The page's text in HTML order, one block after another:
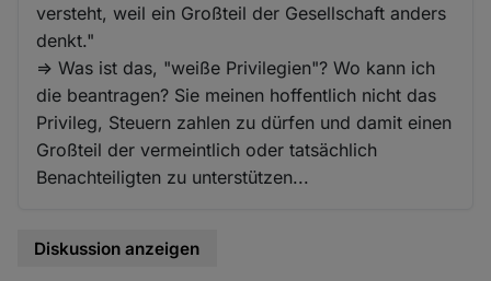
versteht, weil ein Großteil der Gesellschaft anders
denkt."
=> Was ist das, "weiße Privilegien"? Wo kann ich
die beantragen? Sie meinen hoffentlich nicht das
Privileg, Steuern zahlen zu dürfen und damit einen
Großteil der vermeintlich oder tatsächlich
Benachteiligten zu unterstützen...
Diskussion anzeigen